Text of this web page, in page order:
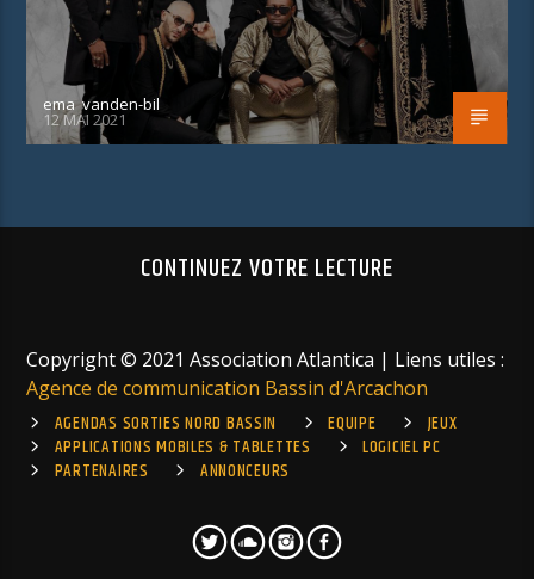
ema_vanden-bil
12 MAI 2021
CONTINUEZ VOTRE LECTURE
Copyright © 2021 Association Atlantica | Liens utiles :
Agence de communication Bassin d'Arcachon
AGENDAS SORTIES NORD BASSIN
EQUIPE
JEUX
APPLICATIONS MOBILES & TABLETTES
LOGICIEL PC
PARTENAIRES
ANNONCEURS